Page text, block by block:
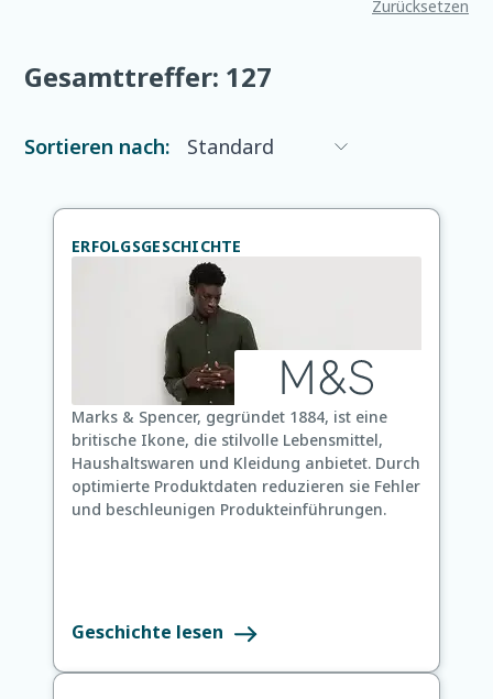
e
n
c
Zurücksetzen
Gesamttreffer: 127
Sortieren nach:
ERFOLGSGESCHICHTE
Marks & Spencer, gegründet 1884, ist eine
britische Ikone, die stilvolle Lebensmittel,
Haushaltswaren und Kleidung anbietet. Durch
optimierte Produktdaten reduzieren sie Fehler
und beschleunigen Produkteinführungen.
Geschichte lesen